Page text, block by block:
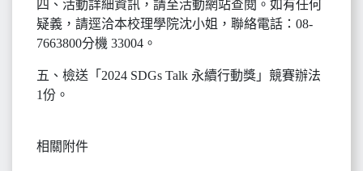
四、活動詳細資訊，請至活動網站查閱。如有任何
疑義，請逕洽本校理學院沈小姐，聯絡電話：08-
7663800分機 33004。
五、檢送「2024 SDGs Talk 永續行動獎」競賽辦法
1份。
相關附件